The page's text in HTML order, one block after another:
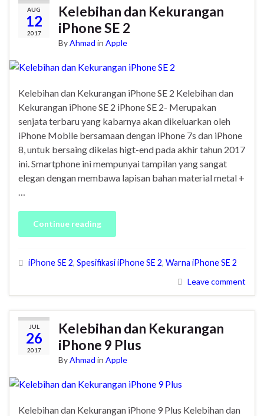
AUG
12
2017
Kelebihan dan Kekurangan
iPhone SE 2
ByAhmad in Apple
Kelebihan dan Kekurangan iPhone SE 2 Kelebihan dan
Kekurangan iPhone SE 2 iPhone SE 2- Merupakan
senjata terbaru yang kabarnya akan dikeluarkan oleh
iPhone Mobile bersamaan dengan iPhone 7s dan iPhone
8, untuk bersaing dikelas higt-end pada akhir tahun 2017
ini. Smartphone ini mempunyai tampilan yang sangat
elegan dengan membawa lapisan bahan material metal +
…
Continue reading
iPhone SE 2, Spesifikasi iPhone SE 2, Warna iPhone SE 2
Leave comment
JUL
26
2017
Kelebihan dan Kekurangan
iPhone 9 Plus
ByAhmad in Apple
Kelebihan dan Kekurangan iPhone 9 Plus Kelebihan dan